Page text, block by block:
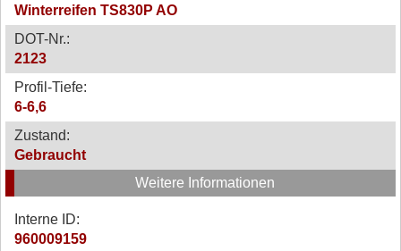
Winterreifen TS830P AO
DOT-Nr.:
2123
Profil-Tiefe:
6-6,6
Zustand:
Gebraucht
Weitere Informationen
Interne ID:
960009159